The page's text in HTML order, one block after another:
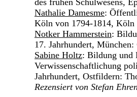
des frühen Schulwesens,
Nathalie Damesme:
Köln von 1794-1814,
Notker Hammerstein:
17. Jahrhundert,
Sabine Holtz: Bildung und
Verwissenschaftlichung
Jahrhundert, Ostfildern:
Rezensiert von Stefan